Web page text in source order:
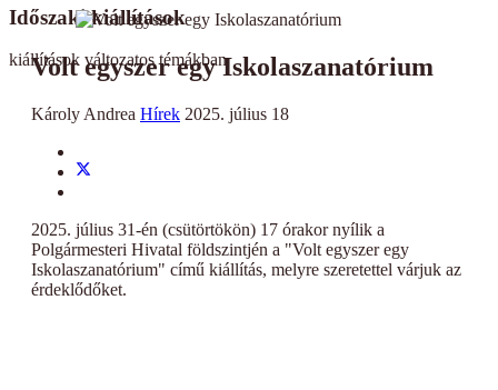
Időszaki kiállítások
kiállítások változatos témákban
Volt egyszer egy Iskolaszanatórium
Károly Andrea Hírek 2025. július 18
2025. július 31-én (csütörtökön) 17 órakor nyílik a
Polgármesteri Hivatal földszintjén a "Volt egyszer egy
Iskolaszanatórium" című kiállítás, melyre szeretettel várjuk az
érdeklődőket.